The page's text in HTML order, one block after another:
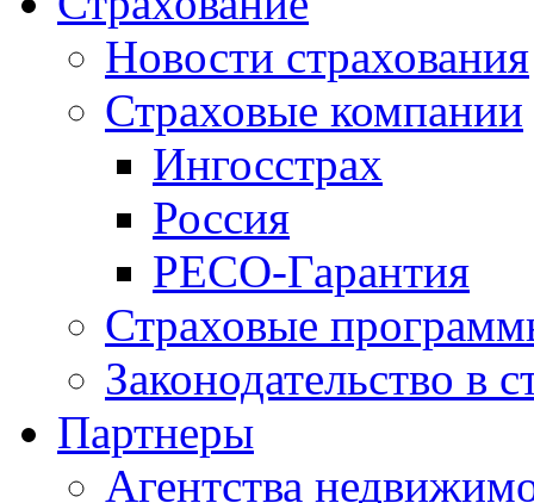
Новости страхования
Страховые компании
Ингосстрах
Россия
РЕСО-Гарантия
Страховые
Законодательство в
Партнеры
Агентства